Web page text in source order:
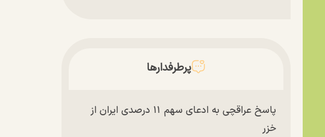
پرطرفدارها
پاسخ عراقچی به ادعای سهم ۱۱ درصدی ایران از
خزر